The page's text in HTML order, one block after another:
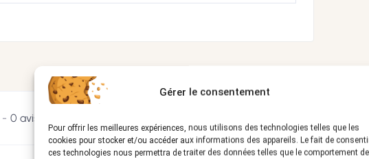
Gérer le consentement
Pour offrir les meilleures expériences, nous utilisons des technologies telles que les
cookies pour stocker et/ou accéder aux informations des appareils. Le fait de
ces technologies nous permettra de traiter des données telles que le comportement de
0 avis